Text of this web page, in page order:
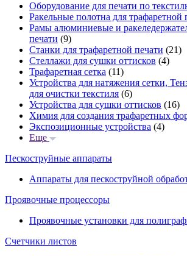
Оборудование для печати по
Ракельные полотна для трафаретной
Рамы алюминиевые и
печати (9)
Станки для трафаретной печати (21)
Стеллажи для сушки оттисков (4)
Трафаретная сетка (11)
Устройства для натяжения сетки,
для очистки текстиля (6)
Устройства для сушки оттисков (16)
Химия для создания трафаретных
Экспозиционные устройства (4)
Еще
Пескоструйные аппараты
Аппараты для пескоструйной
Проявочные процессоры
Проявочные установки для
Счетчики листов